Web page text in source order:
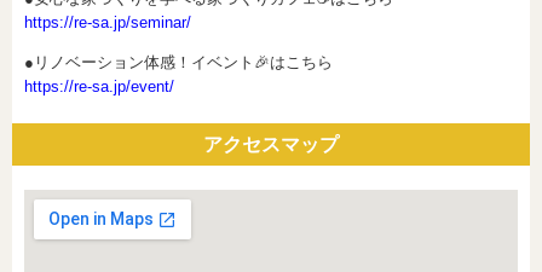
https://re-sa.jp/seminar/
●リノベーション体感！イベント🎉はこちら
https://re-sa.jp/event/
アクセスマップ